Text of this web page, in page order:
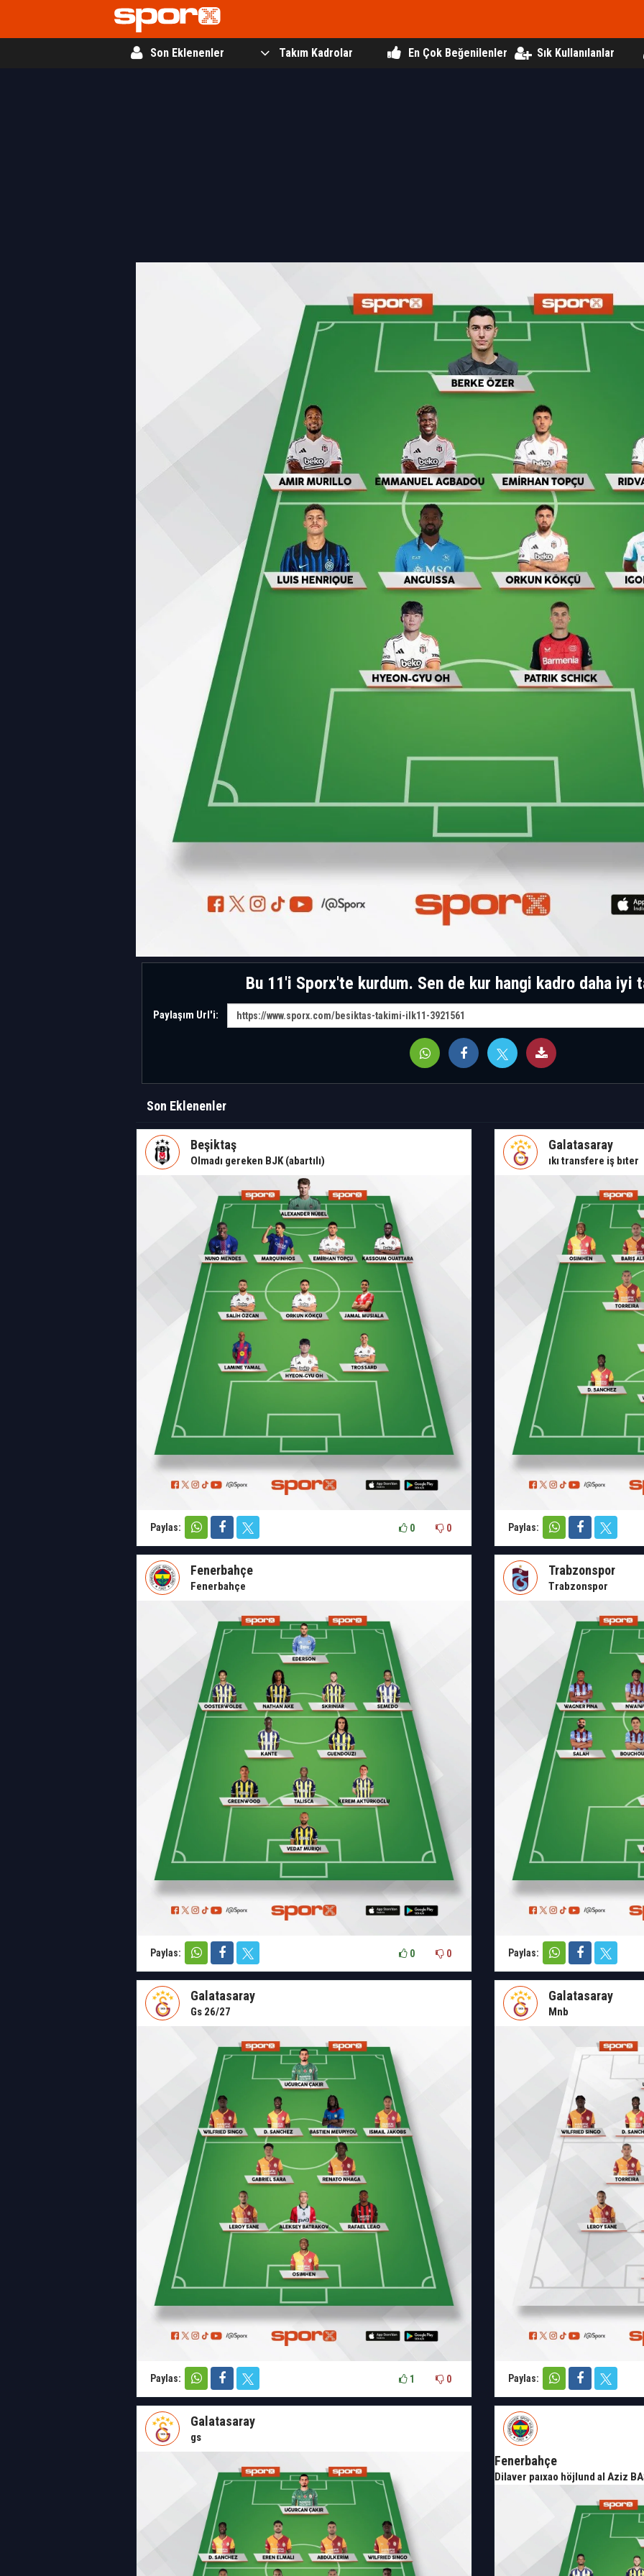
Son Eklenenler Takım Kadrolar En Çok Beğenilenler Sık Kullanılanlar
Bu 11'i Sporx'te kurdum. Sen de kur hangi kadro daha iyi
Paylaşım Url'i:
Son Eklenenler
Beşiktaş
Olmadı gereken BJK (abartılı)
Paylas: 0 0
Galatasaray
ıkı transfere iş bıter
Paylas:
Fenerbahçe
Fenerbahçe
Paylas: 0 0
Trabzonspor
Trabzonspor
Paylas:
Galatasaray
Gs 26/27
Paylas: 1 0
Galatasaray
Mnb
Paylas:
Galatasaray
gs
Fenerbahçe
Dilaver paıxao höjlund al Aziz